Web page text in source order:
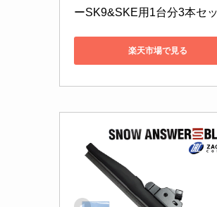
ーSK9&SKE用1台分3本セ
楽天市場で見る